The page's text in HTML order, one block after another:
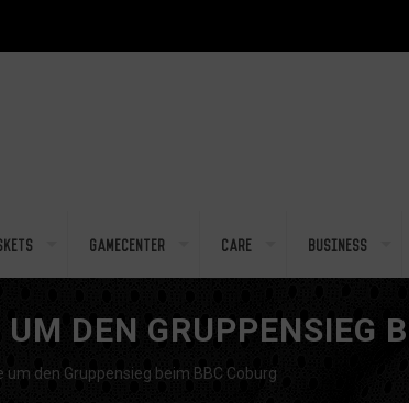
Gamecenter Care Business
DEN GRUPPENSIEG
um den Gruppensieg beim BBC Coburg